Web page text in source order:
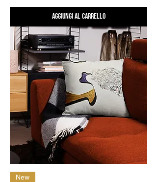
Aggiungi al carrello
New